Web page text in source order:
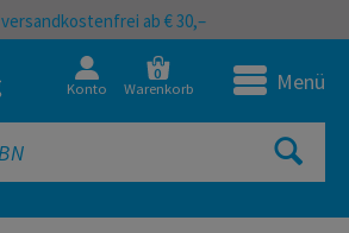
versandkostenfrei ab € 30,–
Konto
0
Warenkorb Menü